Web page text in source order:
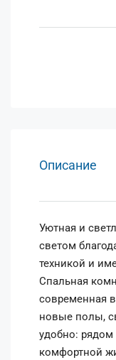
Описание
Уютная и
светом
техникой и
Спальная
современная
новые полы,
удобно: рядом
комфортной